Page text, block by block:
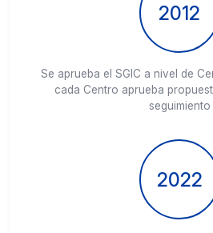
2012
Se aprueba el SGIC a nivel de
cada Centro aprueba
seguimiento
2022